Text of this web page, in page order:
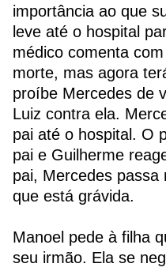
importância ao que
leve até o hospital
médico comenta
morte, mas agora
proíbe Mercedes de
Luiz contra ela.
pai até o hospital. O
pai e Guilherme
pai, Mercedes passa
que está grávida.
Manoel pede à filha
seu irmão. Ela se